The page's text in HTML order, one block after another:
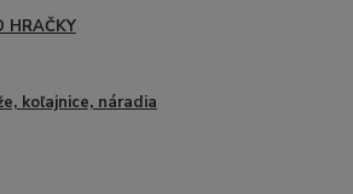
HRAČKY
koľajnice, náradia